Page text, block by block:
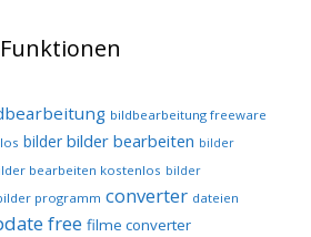
bildbearbeitung freeware
bilder bilder bearbeiten bilder
bearbeiten kostenlos bilder
programm converter dateien
free filme converter